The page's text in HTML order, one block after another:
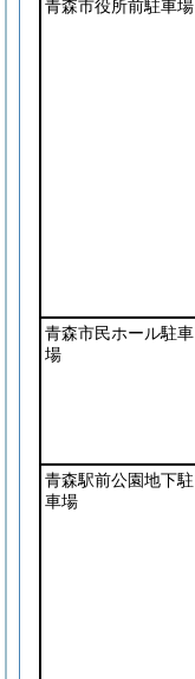
青森市役所前駐車場
青森市民ホール駐車
場
青森駅前公園地下駐
車場